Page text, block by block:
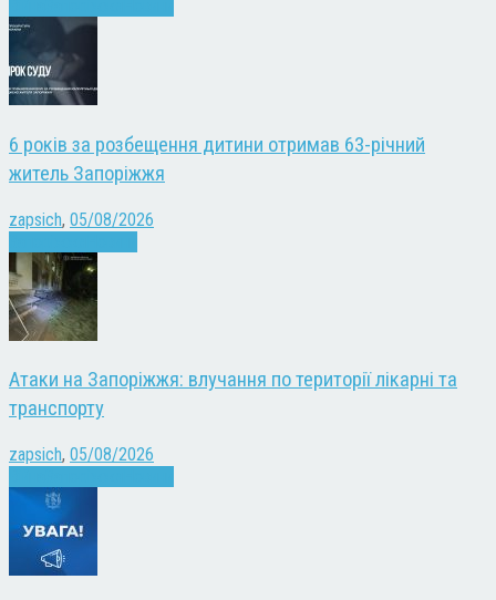
6 років за розбещення дитини отримав 63-річний
житель Запоріжжя
zapsich, 05/08/2026
Атаки на Запоріжжя: влучання по території лікарні та
транспорту
zapsich, 05/08/2026